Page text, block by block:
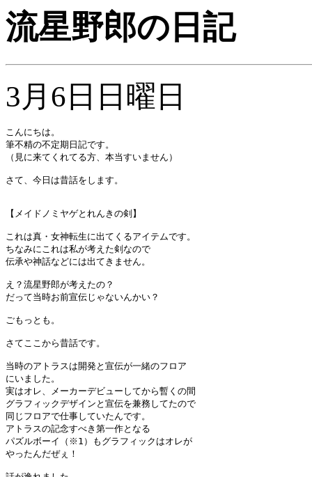
流星野郎の日記
3月6日日曜日
こんにちは。
筆不精の不定期日記です。
（見に来てくれてる方、本当すいません）
さて、今日は昔話をします。
【メイドノミヤゲとれんきの剣】
これは真・女神転生に出てくるアイテムです。
ちなみにこれは私が考えた剣なので
伝承や神話などには出てきません。
え？流星野郎が考えたの？
だって当時お前宣伝じゃないんかい？
ごもっとも。
さてここから昔話です。
当時のアトラスは開発と宣伝が一緒のフロア
にいました。
実はオレ、メーカーデビューしてから暫くの間
グラフィックデザインと宣伝を兼務してたので
同じフロアで仕事していたんです。
アトラスの記念すべき第一作となる
パズルボーイ（※1）もグラフィックはオレが
やったんだぜぇ！